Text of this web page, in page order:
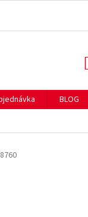
OSOBNÍCH ÚDAJŮ
BLOG
8760